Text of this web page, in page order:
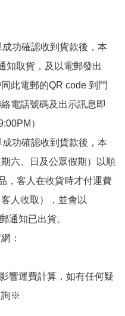
功確認收到貨款後，本
知取貨，及以電郵發出
此電郵的QR code 到門
電話號碼及出示訊息即
）
功確認收到貨款後，本
六、日及公眾假期）以順
，客人在收貨時才付運費
人收取），並會以
通知已出貨。
：
響運費計算，如有任何疑
詢※